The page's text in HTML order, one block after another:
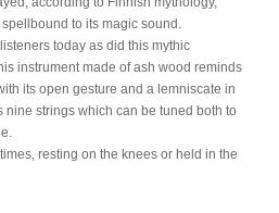
to its magic sound.
today as did this mythic
instrument made of ash wood reminds
its open gesture and a lemniscate in
nine strings which can be tuned both to
resting on the knees or held in the